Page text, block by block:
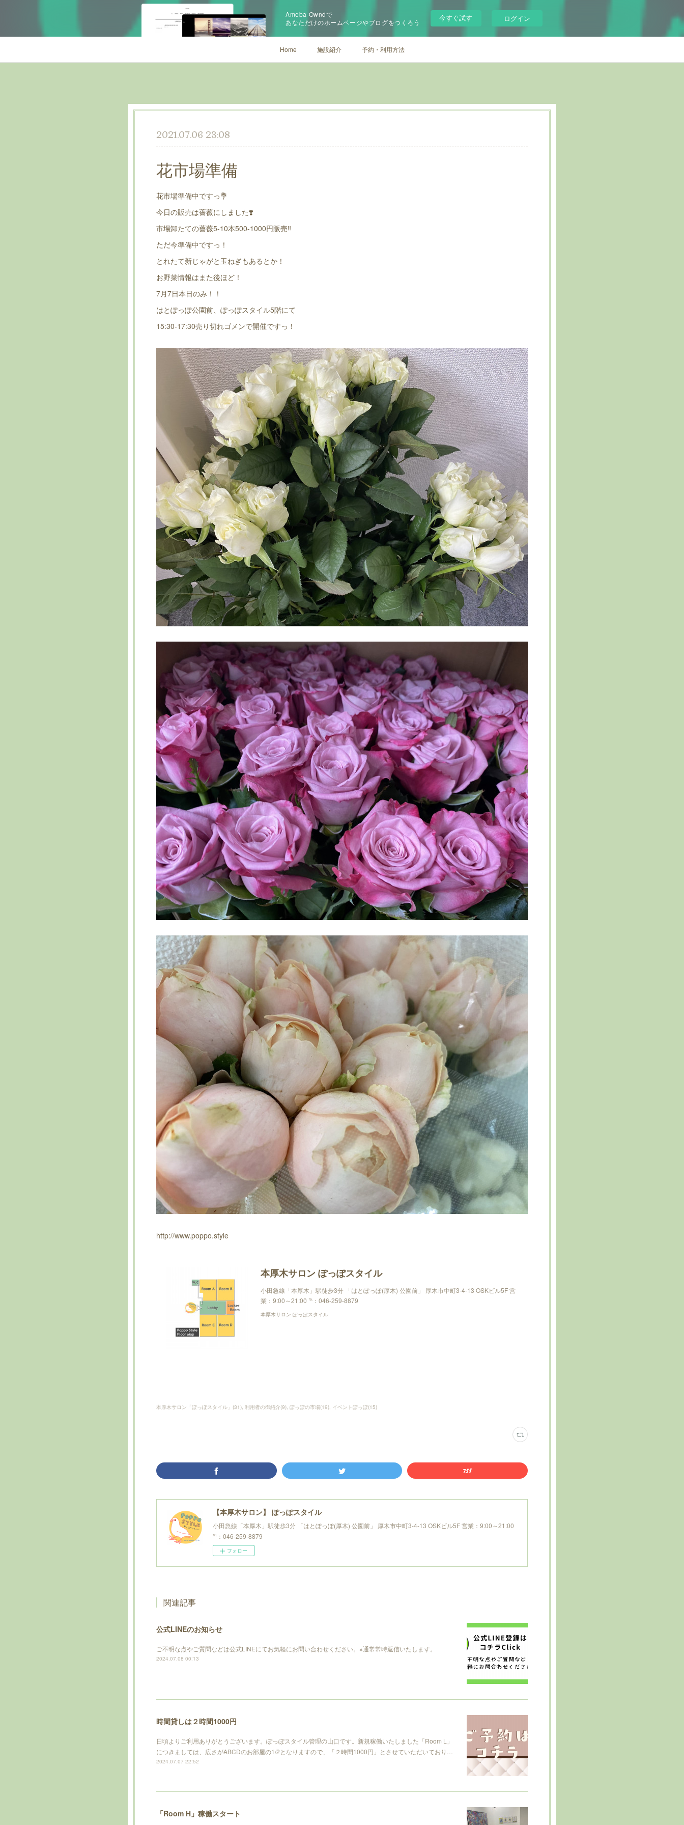
Ameba Owndで
あなただけのホームページやブログをつくろう
今すぐ試す ログイン
Home 施設紹介 予約・利用方法
2021.07.06 23:08
花市場準備
花市場準備中ですっ💐
今日の販売は薔薇にしました❣️
市場卸たての薔薇5-10本500-1000円販売‼️
ただ今準備中ですっ！
とれたて新じゃがと玉ねぎもあるとか！
お野菜情報はまた後ほど！
7月7日本日のみ！！
はとぽっぽ公園前、ぽっぽスタイル5階にて
15:30-17:30売り切れゴメンで開催ですっ！
http://www.poppo.style
本厚木サロン ぽっぽスタイル
小田急線「本厚木」駅徒歩3分 「はとぽっぽ(厚木) 公園前」 厚木市中町3-4-13 OSKビル5F 営
業：9:00～21:00 ℡：046-259-8879
本厚木サロン ぽっぽスタイル
本厚木サロン「ぽっぽスタイル」 (31) 利用者の御紹介(9) ぽっぽの市場(19) イベントぽっぽ(15)
【本厚木サロン】 ぽっぽスタイル
小田急線「本厚木」駅徒歩3分 「はとぽっぽ(厚木) 公園前」 厚木市中町3-4-13 OSKビル5F 営業：9:00～21:00
℡：046-259-8879
フォロー
関連記事
公式LINEのお知らせ
ご不明な点やご質問などは公式LINEにてお気軽にお問い合わせください。※通常常時返信いたします。
2024.07.08 00:13
時間貸しは２時間1000円
日頃よりご利用ありがとうございます。ぽっぽスタイル管理の山口です。新規稼働いたしました「Room L」
につきましては、広さがABCDのお部屋の1/2となりますので、「２時間1000円」とさせていただいており…
2024.07.07 22:52
「Room H」稼働スタート